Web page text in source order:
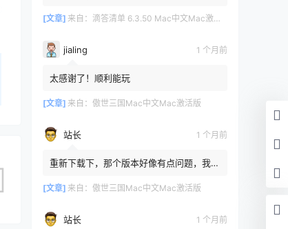
[文章] 来自： 滴答清单 6.3.50 Mac中文Mac激活版
jialing 1 个月前
太感谢了！顺利能玩
[文章] 来自： 傲世三国Mac中文Mac激活版
站长 1 个月前
重新下载下，那个版本好像有点问题，我重
[文章] 来自： 傲世三国Mac中文Mac激活版
站长 1 个月前